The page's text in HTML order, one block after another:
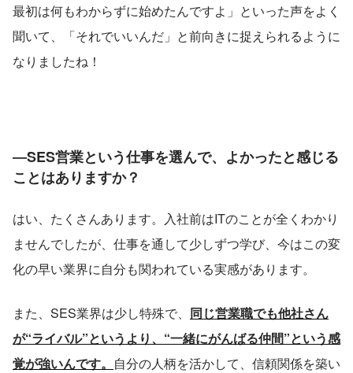
最初は何もわからずに始めたんですよ」といった声をよく
聞いて、「それでいいんだ」と前向きに捉えられるように
なりましたね！
―SES営業という仕事を選んで、よかったと感じる
ことはありますか？
はい、たくさんあります。入社前はITのことが全くわかり
ませんでしたが、仕事を通して少しずつ学び、今はこの変
化の早い業界に自分も関われている実感があります。
また、SES業界は少し特殊で、 同じ営業職でも他社さん
が“ライバル”というより、“一緒にがんばる仲間”という感
覚が強いんです。 自分の人柄を活かして、信頼関係を築い